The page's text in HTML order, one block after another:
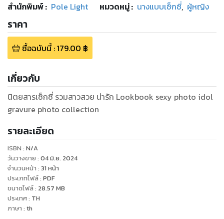
สำนักพิมพ์: Pole Light หมวดหมู่: นางแบบเซ็กซี่, ผู้หญิง
ราคา
ซื้อฉบับนี้:179.00 ฿
เกี่ยวกับ
นิตยสารเซ็กซี่ รวมสาวสวย น่ารัก Lookbook sexy photo idol
รายละเอียด
ISBN : N/A
วันวางขาย : 04 มิ.ย. 2024
จำนวนหน้า : 31 หน้า
ประเภทไฟล์: PDF
ขนาดไฟล์: 28.57 MB
ประเทศ: TH
ภาษา : th